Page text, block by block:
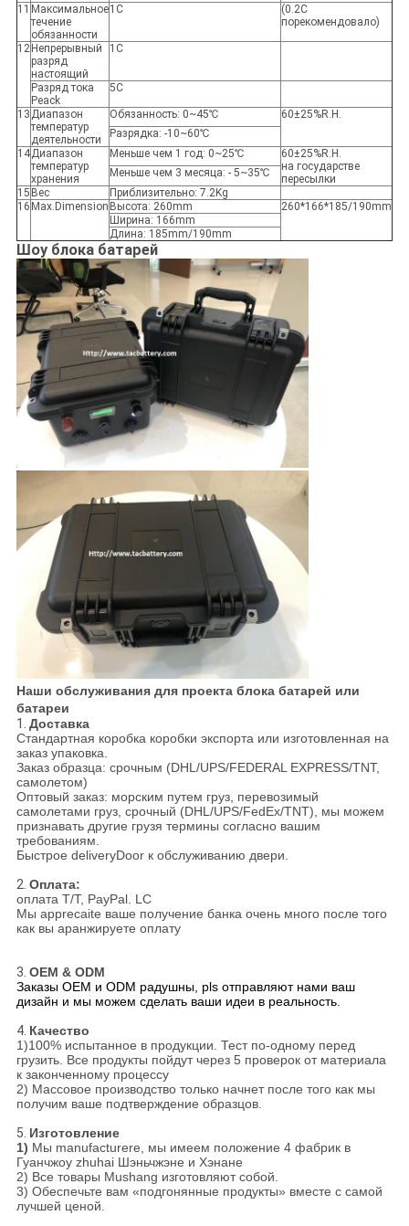
11 Максимальное
течение
обязанности
1C
(0.2C
порекомендовало)
12 Непрерывный
разряд
настоящий
1C
Разряд тока
Peack
5C
13 Диапазон
температур
деятельности
Обязанность: 0~45℃
60±25%R.H.
Разрядка: -10~60℃
14Диапазон
температур
хранения
Меньше чем 1 год: 0~25℃
60±25%R.H.
на государстве
пересылки
Меньше чем 3 месяца: - 5~35℃
15 Вес
Приблизительно: 7.2Kg
16 Max.Dimension Высота: 260mm
260*166*185/190mm
Ширина: 166mm
Длина: 185mm/190mm
Шоу блока батарей
Наши обслуживания для проекта блока батарей или
батареи
1. Доставка
Стандартная коробка коробки экспорта или изготовленная на
заказ упаковка.
Заказ образца: срочным (DHL/UPS/FEDERAL EXPRESS/TNT,
самолетом)
Оптовый заказ: морским путем груз, перевозимый
самолетами груз, срочный (DHL/UPS/FedEx/TNT), мы можем
признавать другие грузя термины согласно вашим
требованиям.
Быстрое deliveryDoor к обслуживанию двери.
2. Оплата:
оплата T/T, PayPal. LC
Мы apprecaite ваше получение банка очень много после того
как вы аранжируете оплату
3. OEM & ODM
Заказы OEM и ODM радушны, pls отправляют нами ваш
дизайн и мы можем сделать ваши идеи в реальность.
4. Качество
1)100% испытанное в продукции. Тест по-одному перед
грузить. Все продукты пойдут через 5 проверок от материала
к законченному процессу
2) Массовое производство только начнет после того как мы
получим ваше подтверждение образцов.
5. Изготовление
1) Мы manufacturere, мы имеем положение 4 фабрик в
Гуанчжоу zhuhai Шэньчжэне и Хэнане
2) Все товары Mushang изготовляют собой.
3) Обеспечьте вам «подгонянные продукты» вместе с самой
лучшей ценой.